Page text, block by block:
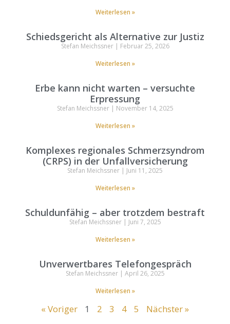
Weiterlesen »
Schiedsgericht als Alternative zur Justiz
Stefan Meichssner
Februar 25, 2026
Weiterlesen »
Erbe kann nicht warten – versuchte
Erpressung
Stefan Meichssner
November 14, 2025
Weiterlesen »
Komplexes regionales Schmerzsyndrom
(CRPS) in der Unfallversicherung
Stefan Meichssner
Juni 11, 2025
Weiterlesen »
Schuldunfähig – aber trotzdem bestraft
Stefan Meichssner
Juni 7, 2025
Weiterlesen »
Unverwertbares Telefongespräch
Stefan Meichssner
April 26, 2025
Weiterlesen »
« Voriger 1 2 3 4 5 Nächster »